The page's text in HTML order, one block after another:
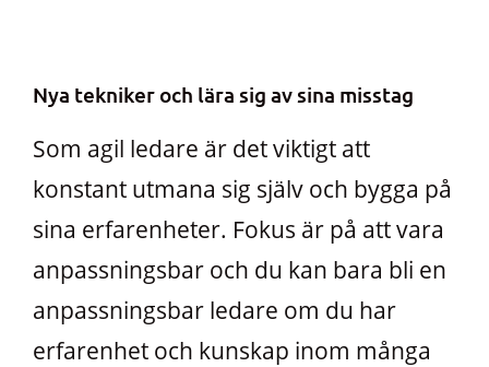
Nya tekniker och lära sig av sina misstag
Som agil ledare är det viktigt att
konstant utmana sig själv och bygga på
sina erfarenheter. Fokus är på att vara
anpassningsbar och du kan bara bli en
anpassningsbar ledare om du har
erfarenhet och kunskap inom många